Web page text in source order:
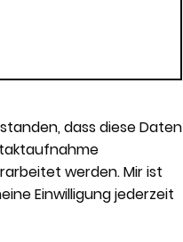
dass diese Daten
werden. Mir ist
Einwilligung jederzeit